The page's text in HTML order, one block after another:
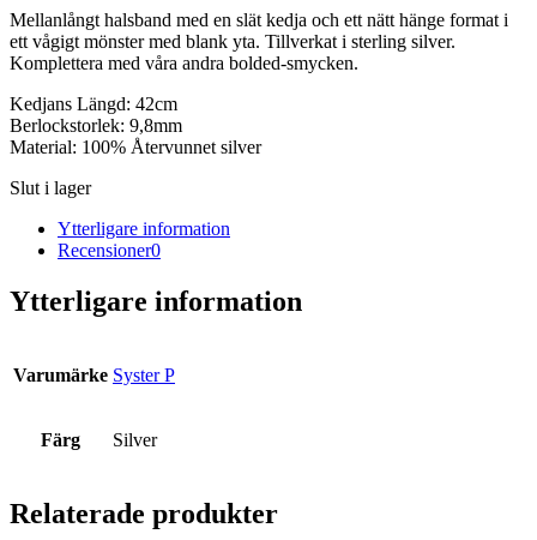
Mellanlångt halsband med en slät kedja och ett nätt hänge format i
ett vågigt mönster med blank yta. Tillverkat i sterling silver.
Komplettera med våra andra bolded-smycken.
Kedjans Längd: 42cm
Berlockstorlek: 9,8mm
Material: 100% Återvunnet silver
Slut i lager
Ytterligare information
Recensioner0
Ytterligare information
Varumärke Syster P
Färg Silver
Relaterade produkter